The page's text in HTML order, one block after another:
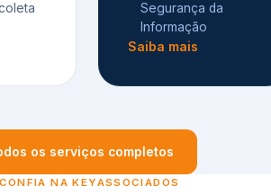
Segurança da
Informação
Saiba mais
os serviços completos
NA KEYASSOCIADOS